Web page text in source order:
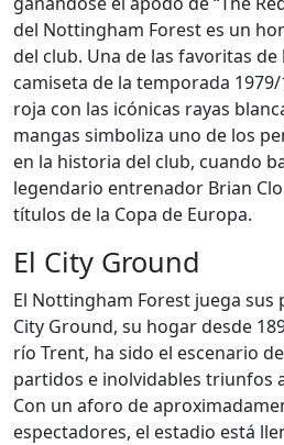
del Nottingham Forest es un
del club. Una de las favoritas
camiseta de la temporada
roja con las icónicas rayas
mangas simboliza uno de los
en la historia del club, cuando
legendario entrenador Brian
títulos de la Copa de Europa.
El City Ground
El Nottingham Forest juega sus
City Ground, su hogar desde
río Trent, ha sido el escenario
partidos e inolvidables triunfos
Con un aforo de
espectadores, el estadio está